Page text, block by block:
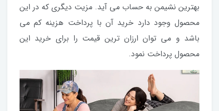
بهترین نشیمن به حساب می آید. مزیت دیگری که در این
محصول وجود دارد خرید آن با پرداخت هزینه کم می
باشد و می توان ارزان ترین قیمت را برای خرید این
محصول پرداخت نمود.